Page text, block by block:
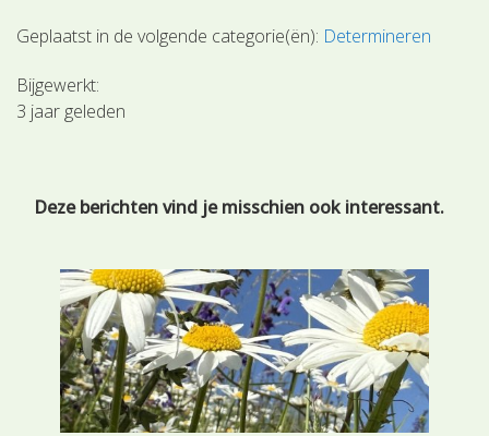
Geplaatst in de volgende categorie(ën): Determineren
Bijgewerkt:
3 jaar geleden
Deze berichten vind je misschien ook interessant.